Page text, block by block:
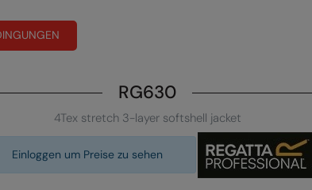
RG630
4Tex stretch 3-layer softshell jacket
Einloggen um Preise zu sehen